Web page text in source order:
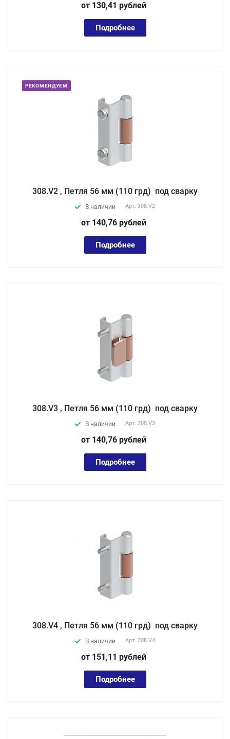
от 130,41 рублей
Подробнее
РЕКОМЕНДУЕМ
308.V2 , Петля 56 мм (110 грд) под сварку
В наличии Арт. 308.V2
от 140,76 рублей
Подробнее
308.V3 , Петля 56 мм (110 грд) под сварку
В наличии Арт. 308.V3
от 140,76 рублей
Подробнее
308.V4 , Петля 56 мм (110 грд) под сварку
В наличии Арт. 308.V4
от 151,11 рублей
Подробнее